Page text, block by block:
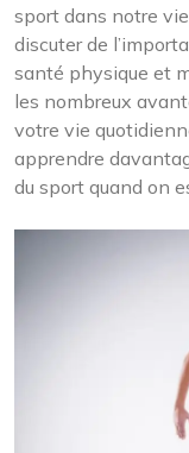
sport dans notre
discuter de
santé physique et
les nombreux
votre vie
apprendre
du sport quand on